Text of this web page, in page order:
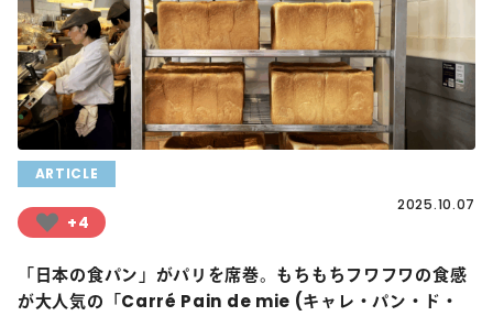
ARTICLE
+4
2025.10.07
「日本の食パン」がパリを席巻。もちもちフワフワの食感
が大人気の「Carré Pain de mie (キャレ・パン・ド・